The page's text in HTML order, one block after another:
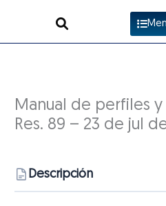
Manual de perfiles
Res. 89 – 23 de jul
Descripción